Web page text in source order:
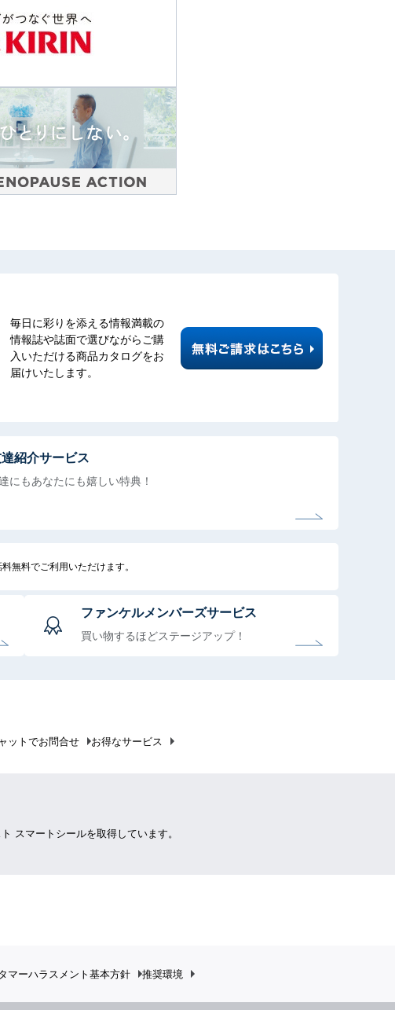
毎日に彩りを添える情報満載の
情報誌や誌面で選びながらご購
入いただける商品カタログをお
届けいたします。
紹介サービス
にもあなたにも嬉しい特典！
無料でご利用いただけます。
ファンケルメンバーズサービス
買い物するほどステージアップ！
ットでお問合せ お得なサービス
スマートシールを取得しています。
マーハラスメント基本方針 推奨環境